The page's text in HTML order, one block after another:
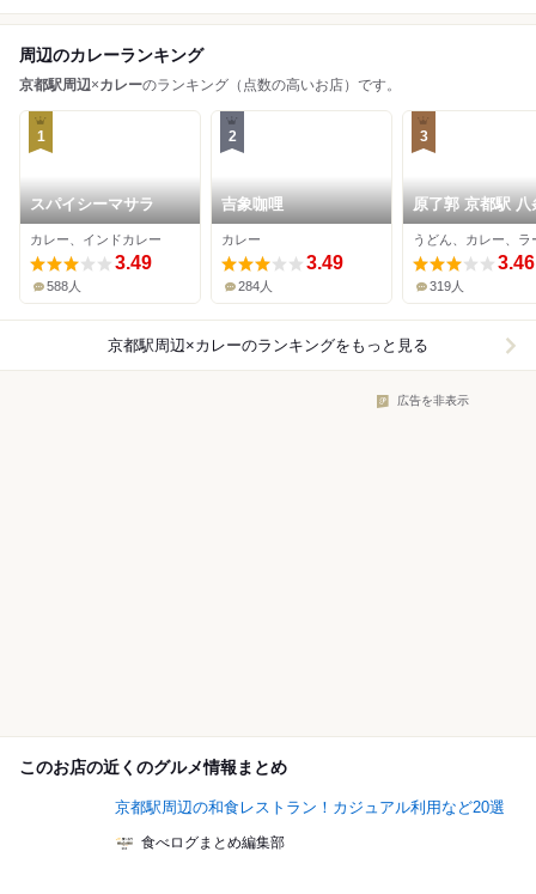
周辺のカレーランキング
京都駅周辺×カレーのランキング（点数の高いお店）です。
1
スパイシーマサラ
カレー、インドカレー
3.49
588人
2
吉象咖哩
カレー
3.49
284人
3
原了郭 京都駅 八
店
うどん、カレー、ラ
3.46
319人
京都駅周辺×カレーのランキングをもっと見る
広告を非表示
このお店の近くのグルメ情報まとめ
京都駅周辺の和食レストラン！カジュアル利用など20選
食べログまとめ編集部